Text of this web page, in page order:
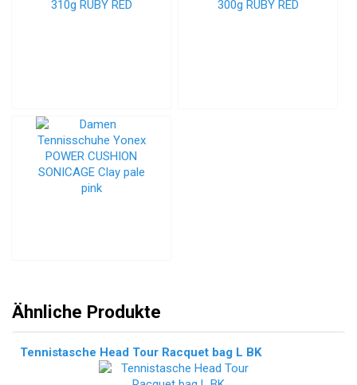
Ähnliche Produkte
Tennistasche Head Tour Racquet bag L BK